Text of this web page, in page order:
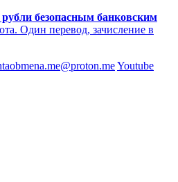
безопасным банковским
Один перевод, зачисление в
Youtube